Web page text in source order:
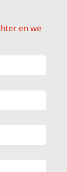
en we